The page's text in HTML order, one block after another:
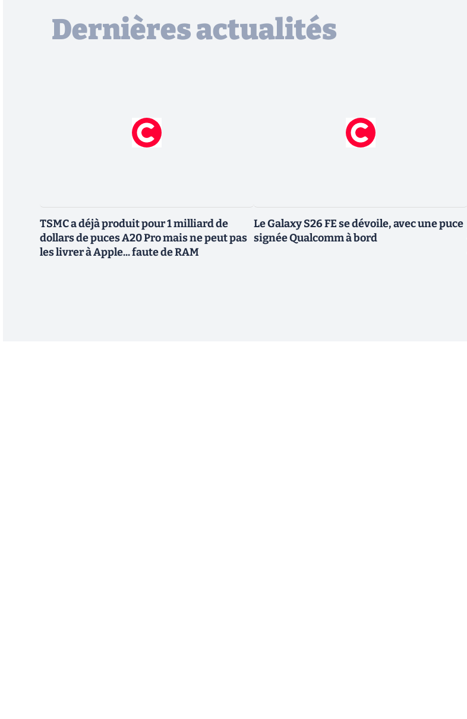
Dernières actualités
TSMC a déjà produit pour 1 milliard de
dollars de puces A20 Pro mais ne peut pas
les livrer à Apple... faute de RAM
Le Galaxy S26 FE se dévoile, avec une puce
signée Qualcomm à bord